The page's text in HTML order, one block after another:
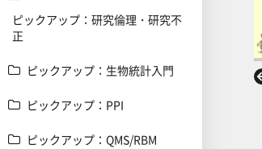
ピックアップ：研究倫理・研究不
正
ピックアップ：生物統計入門
ピックアップ：PPI
ピックアップ：QMS/RBM